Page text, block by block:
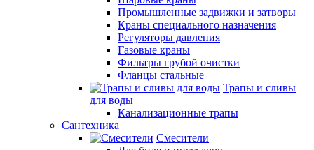
Промышленные задвижки и затворы
Краны специального назначения
Регуляторы давления
Газовые краны
Фильтры грубой очистки
Фланцы стальные
Трапы и сливы
для воды
Канализационные трапы
Сантехника
Смесители